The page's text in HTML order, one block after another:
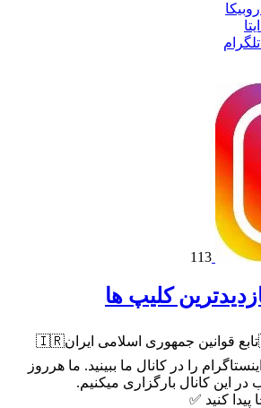
113
کلیپ ها
را در کانال ما ببینید. ما هرروز
این کانال بارگزاری میکنیم.
پیدا کنید ✅